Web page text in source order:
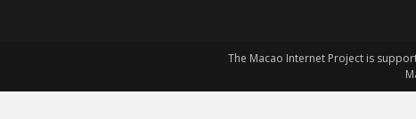
The Macao Internet Project is